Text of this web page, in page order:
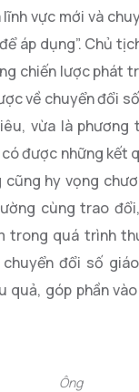
vực mới và
áp dụng”. Chủ
chiến lược phát
về chuyển đổi
vừa là phương
được những kết
cũng hy vọng
cùng trao
trong quá trình
đổi số
quả, góp phần
Ông